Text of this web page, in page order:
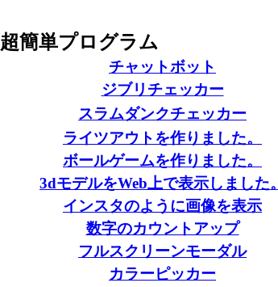
超簡単プログラム
チャットボット
ジブリチェッカー
スラムダンクチェッカー
ライツアウトを作りました。
ボールゲームを作りました。
3dモデルをWeb上で表示しました。
インスタのように画像を表示
数字のカウントアップ
フルスクリーンモーダル
カラーピッカー